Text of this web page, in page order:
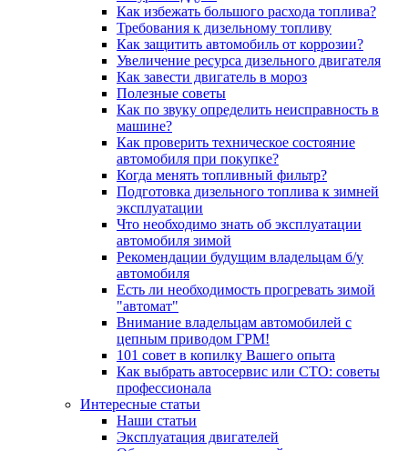
Как избежать большого расхода топлива?
Требования к дизельному топливу
Как защитить автомобиль от коррозии?
Увеличение ресурса дизельного двигателя
Как завести двигатель в мороз
Полезные советы
Как по звуку определить неисправность в
машине?
Как проверить техническое состояние
автомобиля при покупке?
Когда менять топливный фильтр?
Подготовка дизельного топлива к зимней
эксплуатации
Что необходимо знать об эксплуатации
автомобиля зимой
Рекомендации будущим владельцам б/у
автомобиля
Есть ли необходимость прогревать зимой
"автомат"
Внимание владельцам автомобилей с
цепным приводом ГРМ!
101 совет в копилку Вашего опыта
Как выбрать автосервис или СТО: советы
профессионала
Интересные статьи
Наши статьи
Эксплуатация двигателей